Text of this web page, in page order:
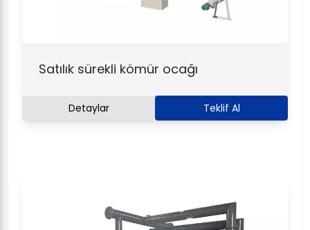
Satılık sürekli kömür ocağı
Detaylar Teklif Al